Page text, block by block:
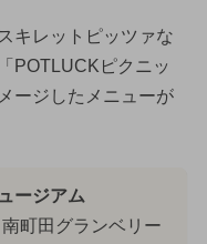
キレットピッツァな
POTLUCKピクニッ
ージしたメニューが
ージアム
町田グランベリー